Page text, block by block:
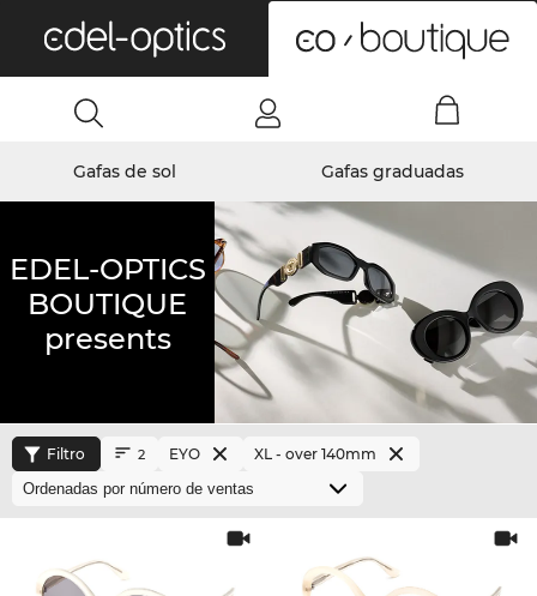
Gafas de sol Gafas graduadas
EDEL-OPTICS
BOUTIQUE
presents
Filtro 2 EYO XL - over 140mm